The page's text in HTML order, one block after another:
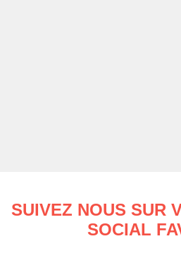
SUIVEZ NOUS SUR
SOCIAL